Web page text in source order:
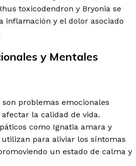
toxicodendron y Bryonia se
inflamación y el dolor asociado
y Mentales
problemas emocionales
la calidad de vida.
como Ignatia amara y
para aliviar los síntomas
un estado de calma y